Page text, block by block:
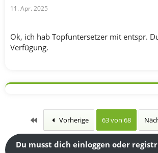
11. Apr. 2025
Ok, ich hab Topfuntersetzer mit entspr.
Verfügung.
Erste Vorherige 63 von 68
Du musst dich einloggen oder